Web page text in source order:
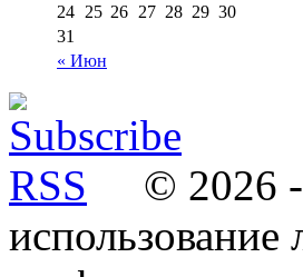
« Июн
24 25 26 27 28 29 30
31
© 2026